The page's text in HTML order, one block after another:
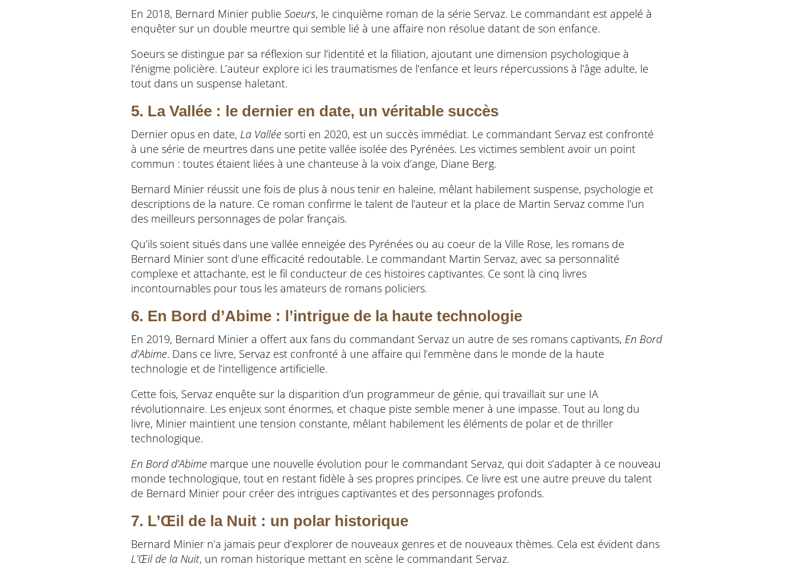
En 2018, Bernard Minier publie Soeurs, le cinquième roman de la série Servaz. Le commandant est appelé à
enquêter sur un double meurtre qui semble lié à une affaire non résolue datant de son enfance.
Soeurs se distingue par sa réflexion sur l’identité et la filiation, ajoutant une dimension psychologique à
l’énigme policière. L’auteur explore ici les traumatismes de l’enfance et leurs répercussions à l’âge adulte, le
tout dans un suspense haletant.
5. La Vallée : le dernier en date, un véritable succès
Dernier opus en date, La Vallée sorti en 2020, est un succès immédiat. Le commandant Servaz est confronté
à une série de meurtres dans une petite vallée isolée des Pyrénées. Les victimes semblent avoir un point
commun : toutes étaient liées à une chanteuse à la voix d’ange, Diane Berg.
Bernard Minier réussit une fois de plus à nous tenir en haleine, mêlant habilement suspense, psychologie et
descriptions de la nature. Ce roman confirme le talent de l’auteur et la place de Martin Servaz comme l’un
des meilleurs personnages de polar français.
Qu’ils soient situés dans une vallée enneigée des Pyrénées ou au coeur de la Ville Rose, les romans de
Bernard Minier sont d’une efficacité redoutable. Le commandant Martin Servaz, avec sa personnalité
complexe et attachante, est le fil conducteur de ces histoires captivantes. Ce sont là cinq livres
incontournables pour tous les amateurs de romans policiers.
6. En Bord d’Abime : l’intrigue de la haute technologie
En 2019, Bernard Minier a offert aux fans du commandant Servaz un autre de ses romans captivants, En Bord
d’Abime. Dans ce livre, Servaz est confronté à une affaire qui l’emmène dans le monde de la haute
technologie et de l’intelligence artificielle.
Cette fois, Servaz enquête sur la disparition d’un programmeur de génie, qui travaillait sur une IA
révolutionnaire. Les enjeux sont énormes, et chaque piste semble mener à une impasse. Tout au long du
livre, Minier maintient une tension constante, mêlant habilement les éléments de polar et de thriller
technologique.
En Bord d’Abime marque une nouvelle évolution pour le commandant Servaz, qui doit s’adapter à ce nouveau
monde technologique, tout en restant fidèle à ses propres principes. Ce livre est une autre preuve du talent
de Bernard Minier pour créer des intrigues captivantes et des personnages profonds.
7. L’Œil de la Nuit : un polar historique
Bernard Minier n’a jamais peur d’explorer de nouveaux genres et de nouveaux thèmes. Cela est évident dans
L’Œil de la Nuit, un roman historique mettant en scène le commandant Servaz.